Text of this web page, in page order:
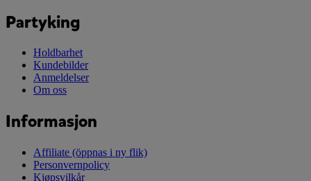
Partyking
Holdbarhet
Kundebilder
Anmeldelser
Om oss
Informasjon
Affiliate (öppnas i ny flik)
Personvernpolicy
Kjøpsvilkår